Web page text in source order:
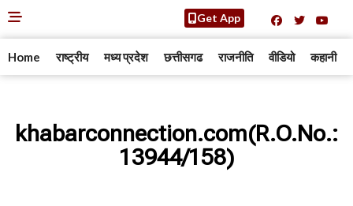
Get App
Home राष्ट्रीय मध्य प्रदेश छत्तीसगढ राजनीति वीडियो कहानी
khabarconnection.com(R.O.No.:
13944/158)